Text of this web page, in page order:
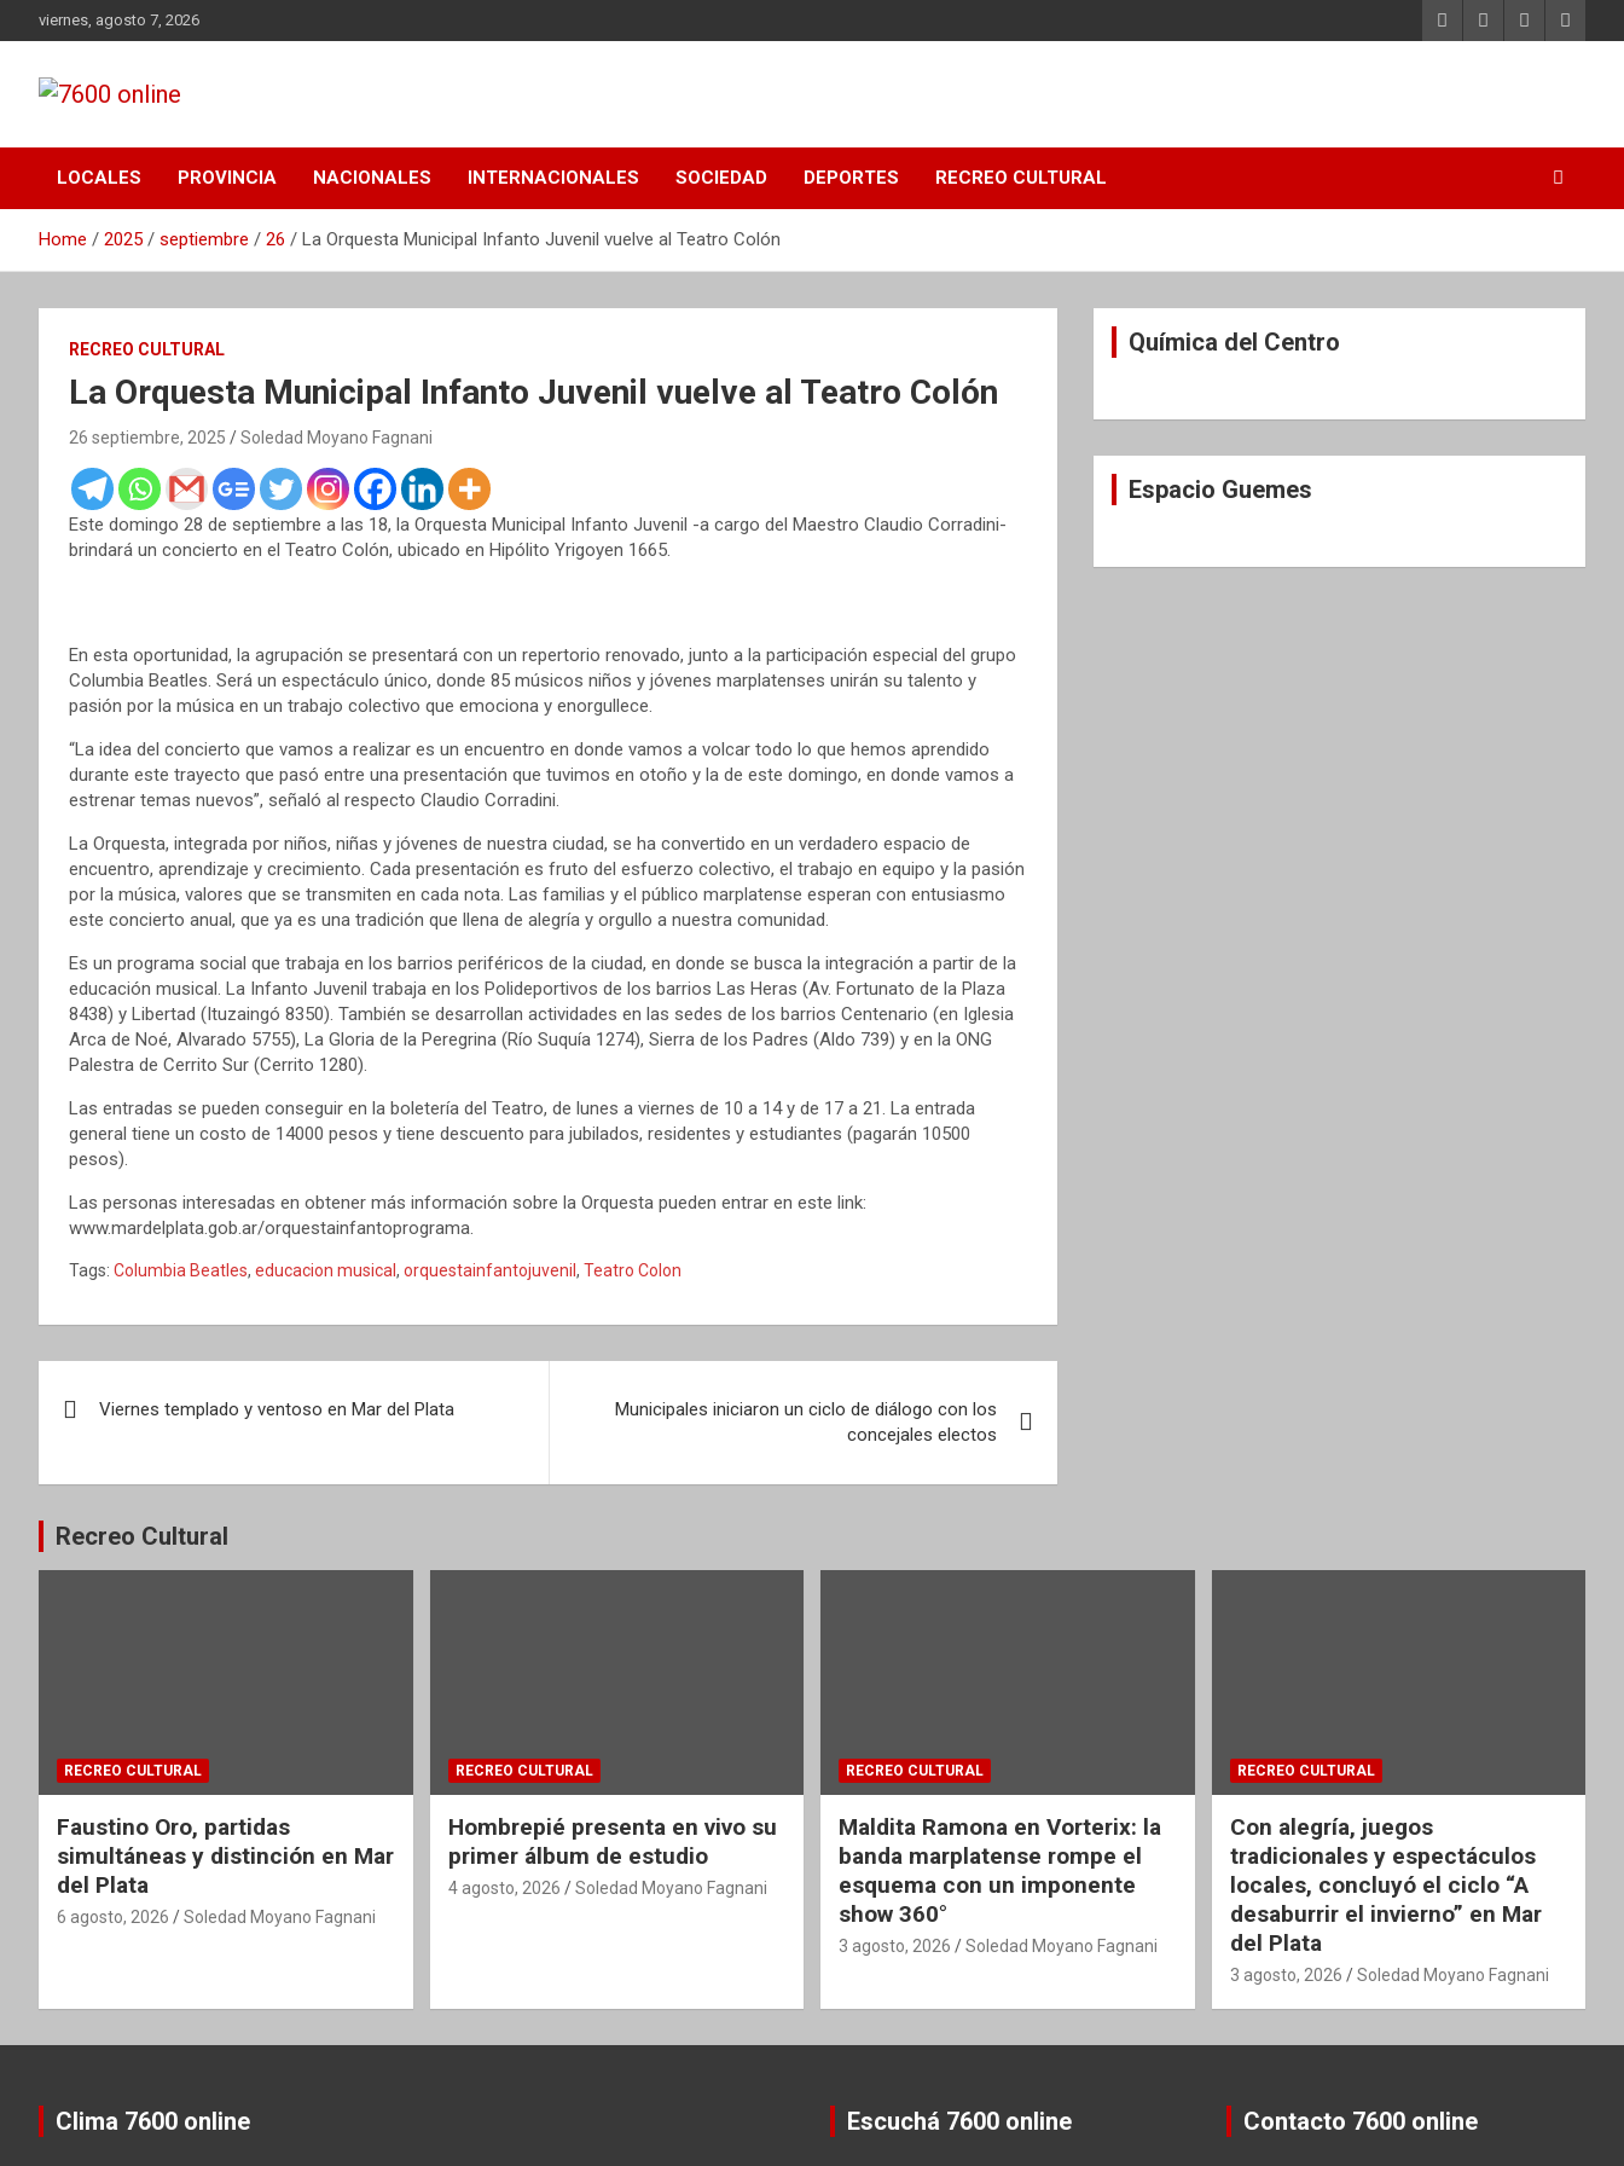
to
viernes, agosto 7, 2026
7600 online
local, nacional e internacional, deportiva y cultural.
LOCALES
PROVINCIA NACIONALES INTERNACIONALES SOCIEDAD DEPORTES RECREO CULTURAL
Home 2025 septiembre 26 La Orquesta Municipal Infanto Juvenil vuelve al Teatro Colón
RECREO CULTURAL
La Orquesta Municipal Infanto Juvenil vuelve al Teatro Colón
26 septiembre, 2025 Soledad Moyano Fagnani
Este domingo 28 de septiembre a las 18, la Orquesta Municipal Infanto Juvenil -a cargo del Maestro Claudio Corradini-
brindará un concierto en el Teatro Colón, ubicado en Hipólito Yrigoyen 1665.
En esta oportunidad, la agrupación se presentará con un repertorio renovado, junto a la participación especial del grupo
Columbia Beatles. Será un espectáculo único, donde 85 músicos niños y jóvenes marplatenses unirán su talento y
pasión por la música en un trabajo colectivo que emociona y enorgullece.
“La idea del concierto que vamos a realizar es un encuentro en donde vamos a volcar todo lo que hemos aprendido
durante este trayecto que pasó entre una presentación que tuvimos en otoño y la de este domingo, en donde vamos a
estrenar temas nuevos”, señaló al respecto Claudio Corradini.
La Orquesta, integrada por niños, niñas y jóvenes de nuestra ciudad, se ha convertido en un verdadero espacio de
encuentro, aprendizaje y crecimiento. Cada presentación es fruto del esfuerzo colectivo, el trabajo en equipo y la pasión
por la música, valores que se transmiten en cada nota. Las familias y el público marplatense esperan con entusiasmo
este concierto anual, que ya es una tradición que llena de alegría y orgullo a nuestra comunidad.
Es un programa social que trabaja en los barrios periféricos de la ciudad, en donde se busca la integración a partir de la
educación musical. La Infanto Juvenil trabaja en los Polideportivos de los barrios Las Heras (Av. Fortunato de la Plaza
8438) y Libertad (Ituzaingó 8350). También se desarrollan actividades en las sedes de los barrios Centenario (en Iglesia
Arca de Noé, Alvarado 5755), La Gloria de la Peregrina (Río Suquía 1274), Sierra de los Padres (Aldo 739) y en la ONG
Palestra de Cerrito Sur (Cerrito 1280).
Las entradas se pueden conseguir en la boletería del Teatro, de lunes a viernes de 10 a 14 y de 17 a 21. La entrada
general tiene un costo de 14000 pesos y tiene descuento para jubilados, residentes y estudiantes (pagarán 10500
pesos).
Las personas interesadas en obtener más información sobre la Orquesta pueden entrar en este link:
www.mardelplata.gob.ar/orquestainfantoprograma.
Tags: Columbia Beatles, educacion musical , orquestainfantojuvenil , Teatro Colon
de
entradas
Viernes templado y ventoso en Mar del Plata
Municipales iniciaron un ciclo de diálogo con los
concejales electos
Química del Centro
Espacio Guemes
Recreo Cultural
RECREO CULTURAL
Faustino Oro, partidas
simultáneas y distinción en Mar
del Plata
6 agosto, 2026 Soledad Moyano Fagnani
RECREO CULTURAL
Hombrepié presenta en vivo su
primer álbum de estudio
4 agosto, 2026 Soledad Moyano Fagnani
RECREO CULTURAL
Maldita Ramona en Vorterix: la
banda marplatense rompe el
esquema con un imponente
show 360°
3 agosto, 2026 Soledad Moyano Fagnani
RECREO CULTURAL
Con alegría, juegos
tradicionales y espectáculos
locales, concluyó el ciclo “A
desaburrir el invierno” en Mar
del Plata
3 agosto, 2026 Soledad Moyano Fagnani
Clima 7600 online Escuchá 7600 online Contacto 7600 online